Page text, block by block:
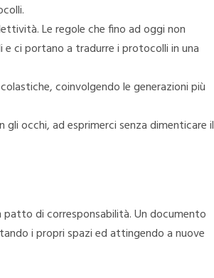
Le regole che fino ad oggi non
ci portano a tradurre i protocolli in una
coinvolgendo le generazioni più
occhi, ad esprimerci senza dimenticare il
patto di corresponsabilità. Un documento
i propri spazi ed attingendo a nuove